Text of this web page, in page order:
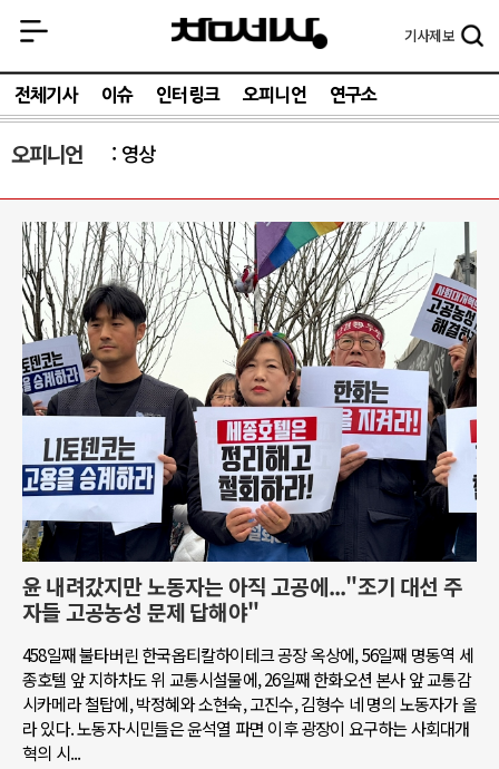
기사제보
전체기사 이슈 인터링크 오피니언 연구소
오피니언 영상
윤 내려갔지만 노동자는 아직 고공에..."조기 대선 주
자들 고공농성 문제 답해야"
458일째 불타버린 한국옵티칼하이테크 공장 옥상에, 56일째 명동역 세
종호텔 앞 지하차도 위 교통시설물에, 26일째 한화오션 본사 앞 교통감
시카메라 철탑에, 박정혜와 소현숙, 고진수, 김형수 네 명의 노동자가 올
라 있다. 노동자·시민들은 윤석열 파면 이후 광장이 요구하는 사회대개
혁의 시...